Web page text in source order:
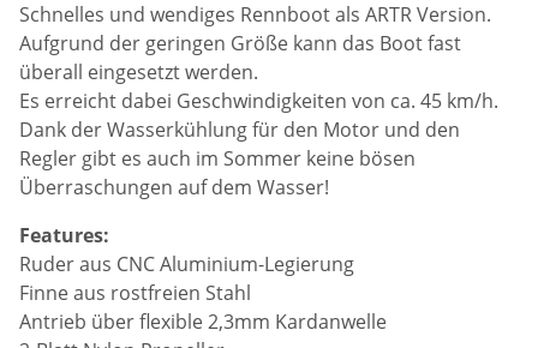
Schnelles und wendiges Rennboot als ARTR Version.
Aufgrund der geringen Größe kann das Boot fast
überall eingesetzt werden.
Es erreicht dabei Geschwindigkeiten von ca. 45 km/h.
Dank der Wasserkühlung für den Motor und den
Regler gibt es auch im Sommer keine bösen
Überraschungen auf dem Wasser!
Features:
Ruder aus CNC Aluminium-Legierung
Finne aus rostfreien Stahl
Antrieb über flexible 2,3mm Kardanwelle